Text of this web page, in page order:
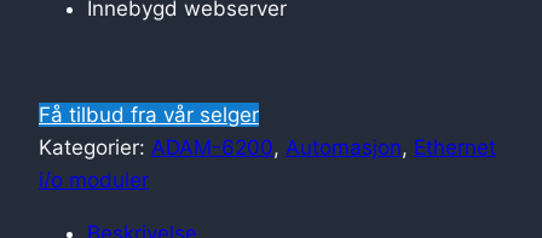
Innebygd webserver
Få tilbud fra vår selger
Kategorier: ADAM-6200, Automasjon, Ethernet
i/o moduler